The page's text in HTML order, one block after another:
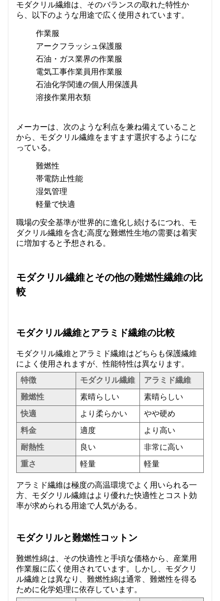
モダクリル繊維は、そのバランスの取れた特性か
ら、以下のような用途で広く使用されています。
作業服
アークフラッシュ保護服
石油・ガス業界の作業服
電気工事作業員用作業服
石油化学関連の個人用保護具
溶接作業用衣類
メーカーは、次のような利点を兼ね備えていること
から、モダクリル繊維をますます選択するようにな
っている。
難燃性
帯電防止性能
湿気管理
軽量で快適
職場の安全基準が世界的に進化し続けるにつれ、モ
ダクリル繊維を含む高度な難燃性生地の需要は着実
に増加すると予想される。
モダクリル繊維とその他の難燃性繊維の比
較
モダクリル繊維とアラミド繊維の比較
モダクリル繊維とアラミド繊維はどちらも保護繊維
によく使用されますが、性能特性は異なります。
特徴
モダクリル繊維
アラミド繊維
難燃性
素晴らしい
素晴らしい
快適
より柔らかい
やや硬め
料金
適度
より高い
耐熱性
良い
非常に高い
重さ
軽量 軽量
アラミド繊維は極度の高温環境でよく用いられる一
方、モダクリル繊維はより優れた快適性とコスト効
率が求められる用途で人気がある。
モダクリルと難燃性コットン
難燃性綿は、その快適性と手頃な価格から、産業用
作業服に広く使用されています。しかし、モダクリ
ル繊維とは異なり、難燃性綿は通常、難燃性を得る
ために化学処理に依存しています。